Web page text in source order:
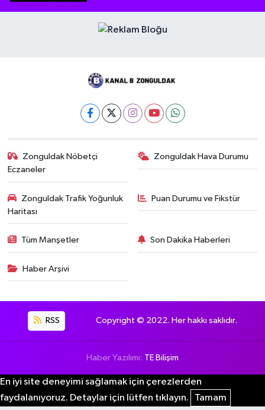
Zonguldak Nöbetçi
Eczaneler
Zonguldak Hava Durumu
Zonguldak Trafik Yoğunluk
Haritası
Puan Durumu ve Fikstür
Tüm Manşetler Son Dakika Haberleri
Haber Arşivi
RSS Copyright © 2022. Her hakkı saklıdır.
Haber Yazılımı: TE Bilişim
En iyi site deneyimi sağlamak için çerezlerden
faydalanıyoruz. Detaylar için lütfen tıklayın.
Tamam